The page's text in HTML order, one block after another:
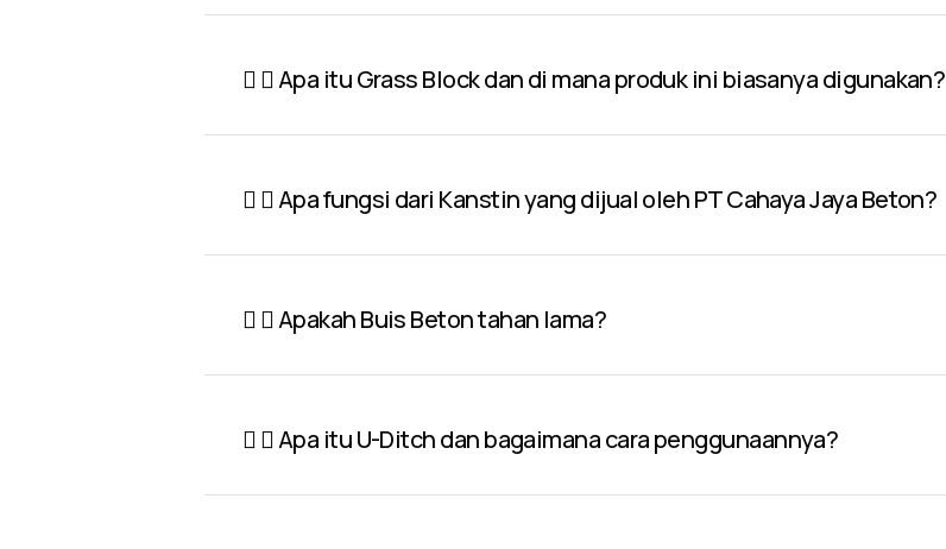
Apa itu Grass Block dan di mana produk ini biasanya digunakan?
Apa fungsi dari Kanstin yang dijual oleh PT Cahaya Jaya Beton?
Apakah Buis Beton tahan lama?
Apa itu U-Ditch dan bagaimana cara penggunaannya?